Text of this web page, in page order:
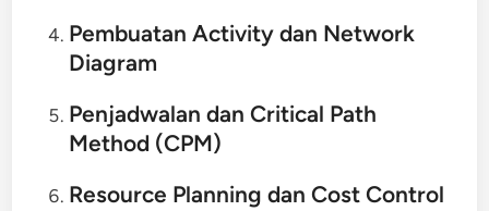
Pembuatan Activity dan Network
Diagram
Penjadwalan dan Critical Path
Method (CPM)
Resource Planning dan Cost Control